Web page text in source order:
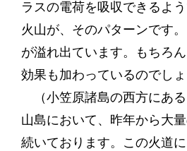
ラスの電荷を吸収できるよ
火山が、そのパターンです
が溢れ出ています。もちろ
効果も加わっているのでしょ
（小笠原諸島の西方にあ
山島において、昨年から大
続いております。この火道